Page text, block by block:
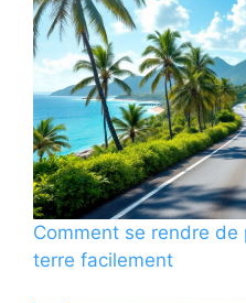
Comment se rendre
terre facilement